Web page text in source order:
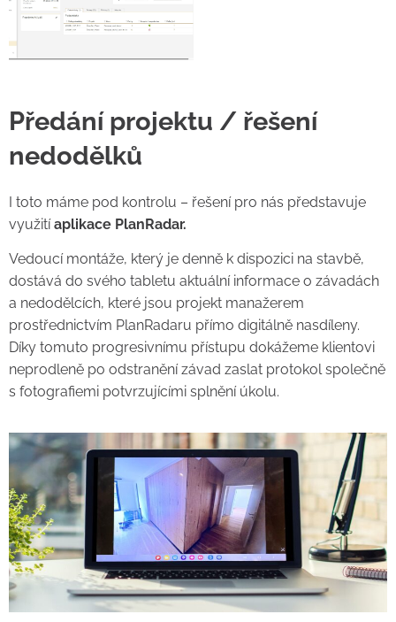
Předání projektu / řešení
nedodělků
I toto máme pod kontrolu – řešení pro nás představuje
využitíaplikace PlanRadar.
Vedoucí montáže, který je denně k dispozici na stavbě,
dostává do svého tabletu aktuální informace o závadách
a nedodělcích, které jsou projekt manažerem
prostřednictvím PlanRadaru přímo digitálně nasdíleny.
Díky tomuto progresivnímu přístupu dokážeme klientovi
neprodleně po odstranění závad zaslat protokol společně
s fotografiemi potvrzujícími splnění úkolu.